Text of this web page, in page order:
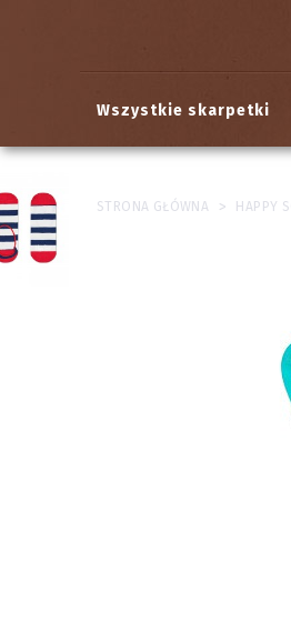
Wszystkie skarpetki
STRONA GŁÓWNA > HAPPY